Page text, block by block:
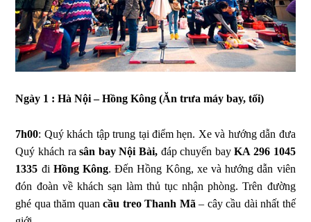
Ngày 1 : Hà Nội – Hồng Kông (Ăn trưa máy bay, tối)
7h00: Quý khách tập trung tại điểm hẹn. Xe và hướng dẫn đưa
Quý khách rasân bay Nội Bài, đáp chuyến bayKA 296 1045
1335 đi Hồng Kông. Đến Hồng Kông, xe và hướng dẫn viên
đón đoàn về khách sạn làm thủ tục nhận phòng. Trên đường
ghé qua thăm quancầu treo Thanh Mã – cây cầu dài nhất thế